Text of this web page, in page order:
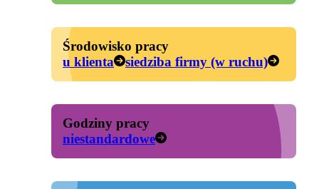
Środowisko pracy
u klienta
siedziba firmy (w ruchu)
Godziny pracy
niestandardowe